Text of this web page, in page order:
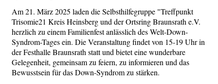
Am 21. März 2025 laden die Selbsthilfegruppe "Treffpunkt
Trisomie21 Kreis Heinsberg und der Ortsring Braunsrath e.V.
herzlich zu einem Familienfest anlässlich des Welt-Down-
Syndrom-Tages ein. Die Veranstaltung findet von 15-19 Uhr in
der Festhalle Braunsrath statt und bietet eine wunderbare
Gelegenheit, gemeinsam zu feiern, zu informieren und das
Bewusstsein für das Down-Syndrom zu stärken.